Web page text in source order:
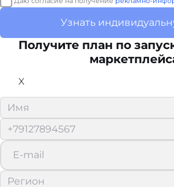
Узнать
Получите план по
X